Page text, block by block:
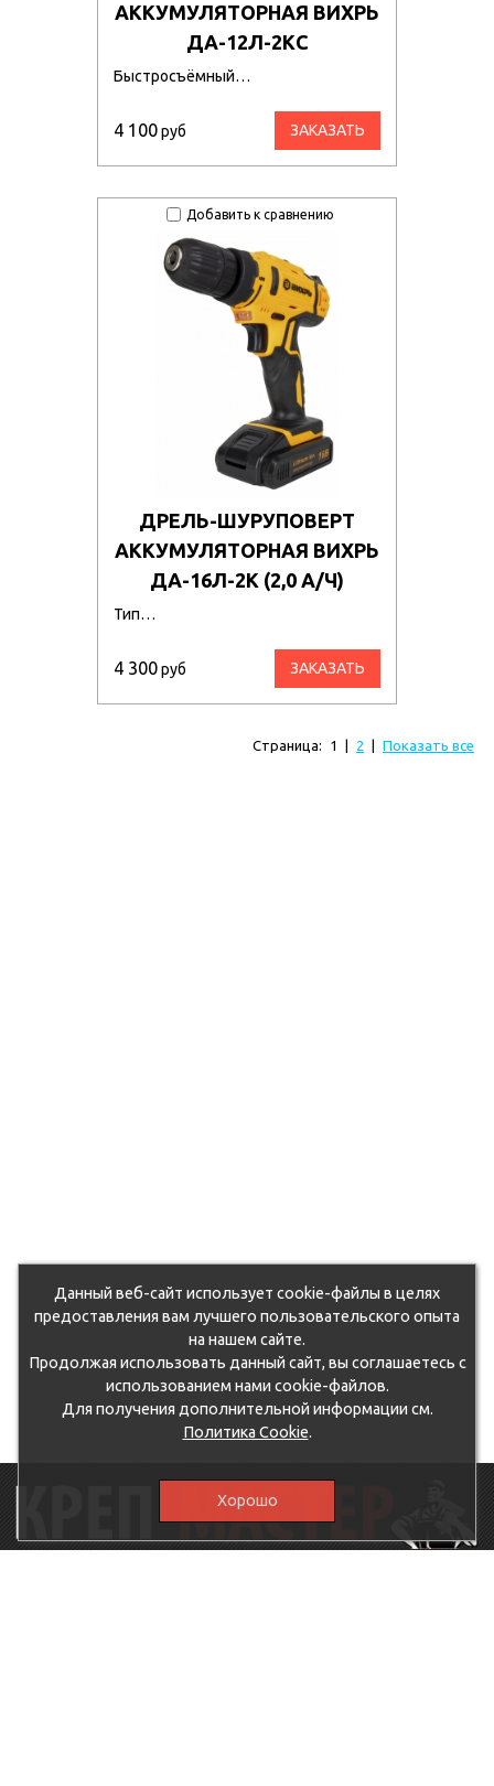
АККУМУЛЯТОРНАЯ ВИХРЬ
ДА-12Л-2КC
Быстросъёмный…
4 100руб ЗАКАЗАТЬ
Добавить к сравнению
ДРЕЛЬ-ШУРУПОВЕРТ
АККУМУЛЯТОРНАЯ ВИХРЬ
ДА-16Л-2К (2,0 А/Ч)
Тип…
4 300руб ЗАКАЗАТЬ
Страница: 1 2 Показать все
Данный веб-сайт использует cookie-файлы в целях
предоставления вам лучшего пользовательского опыта
на нашем сайте.
Продолжая использовать данный сайт, вы соглашаетесь с
использованием нами cookie-файлов.
Для получения дополнительной информации см.
Политика Cookie.
Хорошо